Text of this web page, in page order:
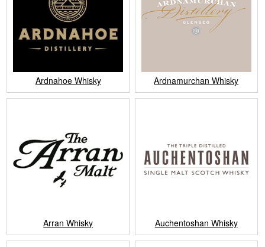
Ardnahoe Whisky Ardnamurchan Whisky
Arran Whisky Auchentoshan Whisky